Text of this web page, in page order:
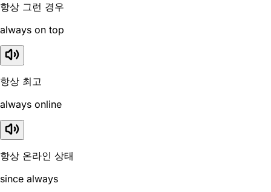
항상 그런 경우
always on top
항상 최고
always online
항상 온라인 상태
since always